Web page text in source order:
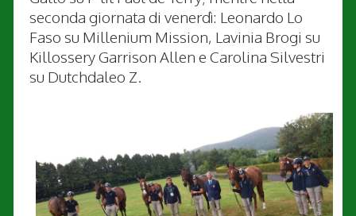
seconda giornata di venerdì: Leonardo Lo
Faso su Millenium Mission, Lavinia Brogi su
Killossery Garrison Allen e Carolina Silvestri
su Dutchdaleo Z.